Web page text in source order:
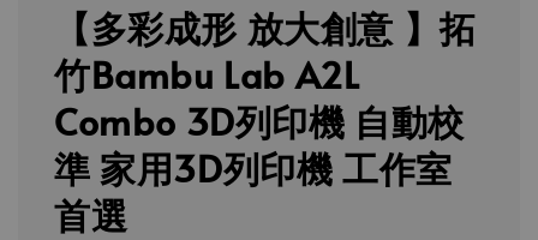
【多彩成形 放大創意 】拓
竹Bambu Lab A2L
Combo 3D列印機 自動校
準 家用3D列印機 工作室
首選